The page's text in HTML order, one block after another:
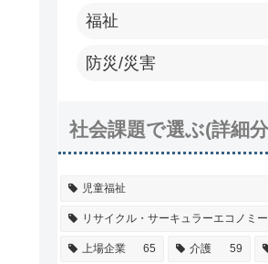
福祉
防災/災害
社会課題で選ぶ(詳細
児童福祉
リサイクル・サーキュラーエコノミー
上場企業 65 介護 59